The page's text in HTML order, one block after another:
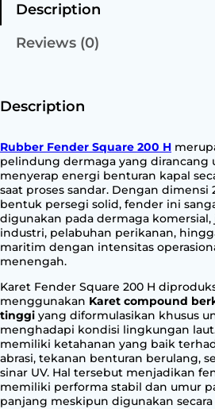
q
a
r
e
2
0
0
H
q
u
a
n
t
i
t
y
Description
Reviews (0)
Description
Rubber Fender Square 200 H
pelindung dermaga yang dirancang
menyerap energi benturan kapal
saat proses sandar. Dengan dimensi
bentuk persegi solid, fender ini
digunakan pada dermaga komersial,
industri, pelabuhan perikanan,
maritim dengan intensitas
menengah.
Karet Fender Square 200 H
menggunakan Karet compound
tinggi yang diformulasikan khusus
menghadapi kondisi lingkungan
memiliki ketahanan yang baik
abrasi, tekanan benturan berulang,
sinar UV. Hal tersebut menjadikan
memiliki performa stabil dan umur
panjang meskipun digunakan